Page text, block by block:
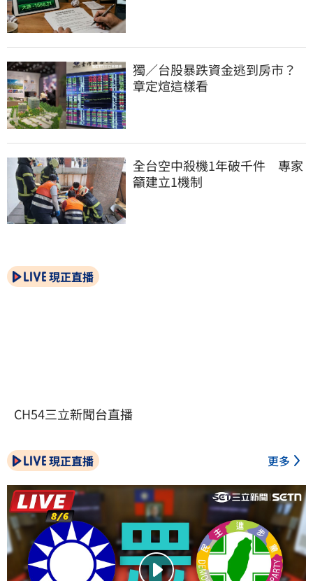
獨／台股暴跌資金逃到房市？
章定煊這樣看
全台空中殺機1年破千件　專家
籲建立1機制
現正直播
CH54三立新聞台直播
現正直播 更多